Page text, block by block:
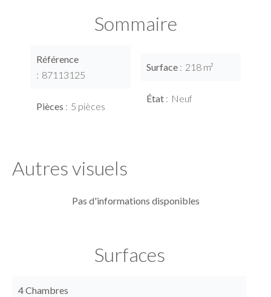
Sommaire
Référence
87113125
Pièces 5 pièces
Surface 218 m²
État Neuf
Autres visuels
Pas d'informations disponibles
Surfaces
4 Chambres